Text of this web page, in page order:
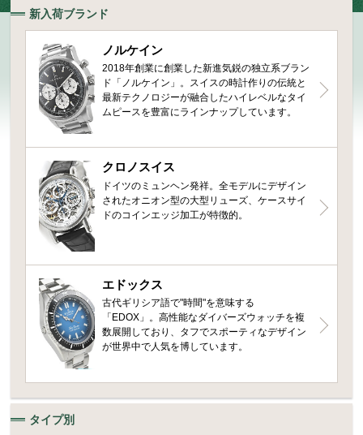
新入荷ブランド
ノルケイン
2018年創業に創業した新進気鋭の独立系ブラン
ド「ノルケイン」。スイスの時計作りの伝統と
最新テクノロジーが融合したハイレベルなタイ
ムピースを豊富にラインナップしています。
クロノスイス
ドイツのミュンヘン発祥。全モデルにデザイン
されたオニオン型の大型リューズ、ケースサイ
ドのコインエッジ加工が特徴的。
エドックス
古代ギリシア語で"時間"を意味する
「EDOX」。高性能なダイバーズウォッチを複
数展開しており、タフでスポーティなデザイン
が世界中で人気を博しています。
タイプ別